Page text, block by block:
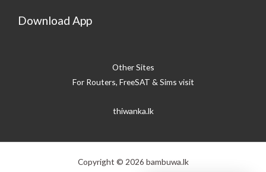
Download App
Other Sites
For Routers, FreeSAT & Sims visit
thiwanka.lk
Copyright © 2026 bambuwa.lk